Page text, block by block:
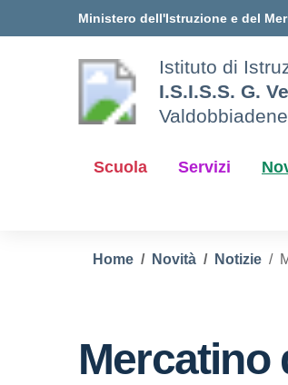
Vai ai contenuti
Vai al menu di navigazioneMinistero dell'Istruzione e del
Istituto di
I.S.I.S.S. G.
Valdobbiadene
Scuola Servizi
Home Novità Notizie
Mercatino